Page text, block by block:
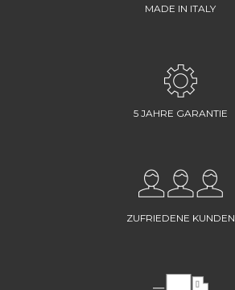
MADE IN ITALY
5 JAHRE GARANTIE
ZUFRIEDENE KUNDEN